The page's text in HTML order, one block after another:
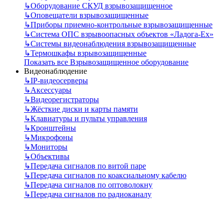
↳Оборудование СКУД взрывозащищенное
↳Оповещатели взрывозащищенные
↳Приборы приемно-контрольные взрывозащищенные
↳Система ОПС взрывоопасных объектов «Ладога-Ex»
↳Системы видеонаблюдения взрывозащищенные
↳Термошкафы взрывозащищенные
Показать все Взрывозащищенное оборудование
Видеонаблюдение
↳IP-видеосерверы
↳Аксессуары
↳Видеорегистраторы
↳Жёсткие диски и карты памяти
↳Клавиатуры и пульты управления
↳Кронштейны
↳Микрофоны
↳Мониторы
↳Объективы
↳Передача сигналов по витой паре
↳Передача сигналов по коаксиальному кабелю
↳Передача сигналов по оптоволокну
↳Передача сигналов по радиоканалу